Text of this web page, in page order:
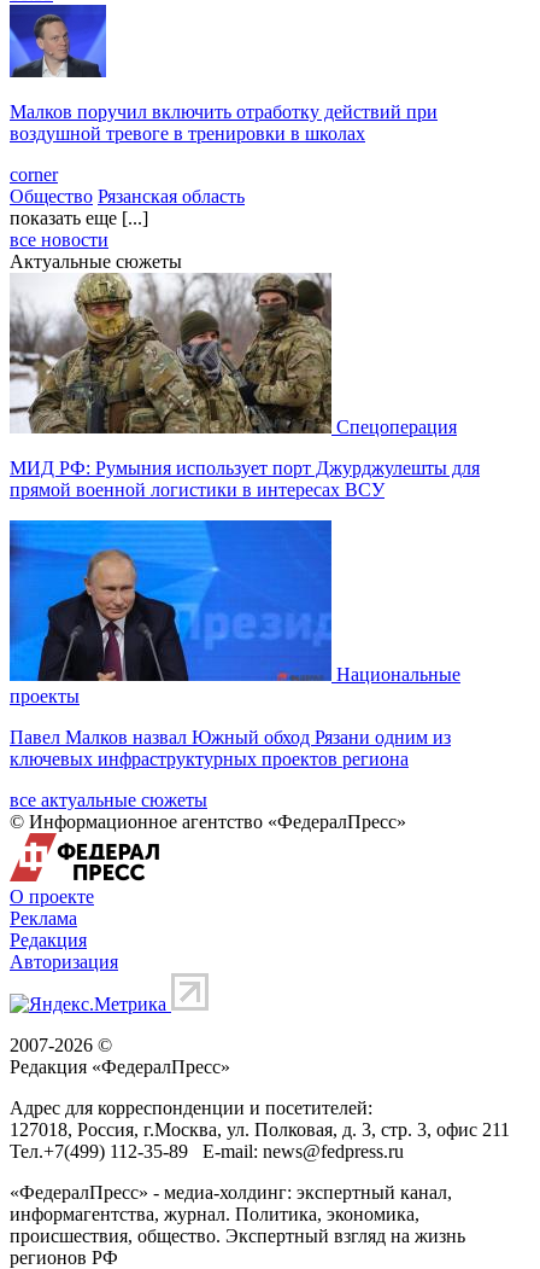
Малков поручил включить отработку действий при
воздушной тревоге в тренировки в школах
corner
Общество Рязанская область
показать еще [...]
все новости
Актуальные сюжеты
Спецоперация
МИД РФ: Румыния использует порт Джурджулешты для
прямой военной логистики в интересах ВСУ
Национальные
проекты
Павел Малков назвал Южный обход Рязани одним из
ключевых инфраструктурных проектов региона
все актуальные сюжеты
© Информационное агентство «ФедералПресс»
О проекте
Реклама
Редакция
Авторизация
2007-2026 ©
Редакция «ФедералПресс»
Адрес для корреспонденции и посетителей:
127018, Россия, г.Москва, ул. Полковая, д. 3, стр. 3, офис 211
Тел.+7(499) 112-35-89 E-mail: news@fedpress.ru
«ФедералПресс» - медиа-холдинг: экспертный канал,
информагентства, журнал. Политика, экономика,
происшествия, общество. Экспертный взгляд на жизнь
регионов РФ